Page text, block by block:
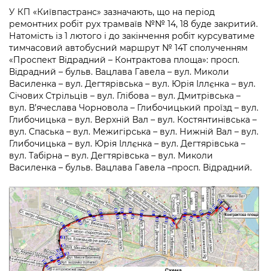
Підприємства, установи, організації
Kyiv International Relations
Річні звіти
Гендерна політика
Безбар'єрність
Київська міська військова адміністрація
Пам'ятки культурної спадщини
Портал Захисників та Захисниць
Безбар'єрність
Портал послуг
Міський застосунок Київ Цифровий
Важливе під час воєнного стану
«Ініціатива «Партнерство «Відкритий
Уряд» – місцевий рівень»
Важливе під час воєнного стану
Інформація для споживачів
Про відкриті дані
Портал даних Києва
Публічні дашборди
У КП «Київпастранс» зазначають, що на період
ремонтних робіт рух трамваїв №№ 14, 18 буде закритий.
Натомість із 1 лютого і до закінчення робіт курсуватиме
тимчасовий автобусний маршрут № 14Т сполученням
«Проспект Відрадний – Контрактова площа»: просп.
Відрадний – бульв. Вацлава Гавела – вул. Миколи
Василенка – вул. Дегтярівська – вул. Юрія Іллєнка – вул.
Січових Стрільців – вул. Глібова – вул. Дмитрівська –
вул. В’ячеслава Чорновола – Глибочицький проїзд – вул.
Глибочицька – вул. Верхній Вал – вул. Костянтинівська –
вул. Спаська – вул. Межигірська – вул. Нижній Вал – вул.
Глибочицька – вул. Юрія Іллєнка – вул. Дегтярівська –
вул. Табірна – вул. Дегтярівська – вул. Миколи
Василенка – бульв. Вацлава Гавела –просп. Відрадний.